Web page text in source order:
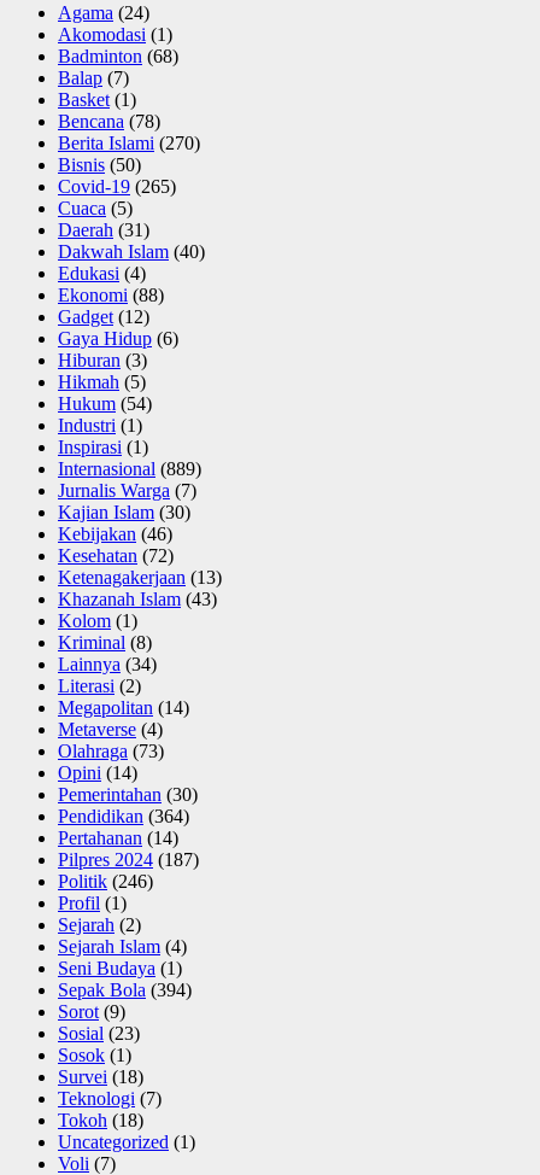
Agama (24)
Akomodasi (1)
Badminton (68)
Balap (7)
Basket (1)
Bencana (78)
Berita Islami (270)
Bisnis (50)
Covid-19 (265)
Cuaca (5)
Daerah (31)
Dakwah Islam (40)
Edukasi (4)
Ekonomi (88)
Gadget (12)
Gaya Hidup (6)
Hiburan (3)
Hikmah (5)
Hukum (54)
Industri (1)
Inspirasi (1)
Internasional (889)
Jurnalis Warga (7)
Kajian Islam (30)
Kebijakan (46)
Kesehatan (72)
Ketenagakerjaan (13)
Khazanah Islam (43)
Kolom (1)
Kriminal (8)
Lainnya (34)
Literasi (2)
Megapolitan (14)
Metaverse (4)
Olahraga (73)
Opini (14)
Pemerintahan (30)
Pendidikan (364)
Pertahanan (14)
Pilpres 2024 (187)
Politik (246)
Profil (1)
Sejarah (2)
Sejarah Islam (4)
Seni Budaya (1)
Sepak Bola (394)
Sorot (9)
Sosial (23)
Sosok (1)
Survei (18)
Teknologi (7)
Tokoh (18)
Uncategorized (1)
Voli (7)